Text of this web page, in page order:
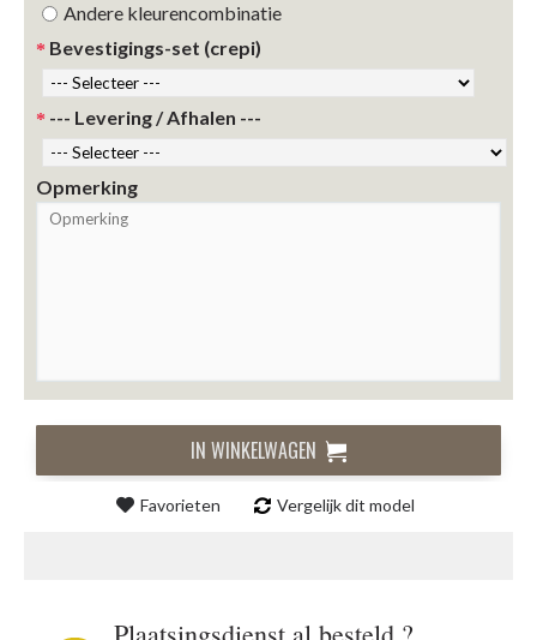
Andere kleurencombinatie
Bevestigings-set (crepi)
--- Levering / Afhalen ---
Opmerking
IN WINKELWAGEN
Favorieten Vergelijk dit model